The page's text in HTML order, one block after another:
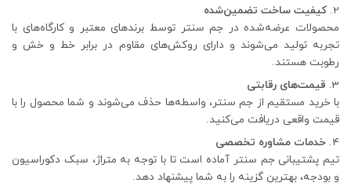
کیفیت ساخت تضمین‌شده
محصولات عرضه‌شده در جم سنتر توسط برندهای معتبر و کارگاه‌های با
تجربه تولید می‌شوند و دارای روکش‌های مقاوم در برابر خط و خش و
رطوبت هستند.
قیمت‌های رقابتی
با خرید مستقیم از جم سنتر، واسطه‌ها حذف می‌شوند و شما محصول را با
قیمت واقعی دریافت می‌کنید.
خدمات مشاوره تخصصی
تیم پشتیبانی جم سنتر آماده است تا با توجه به متراژ، سبک دکوراسیون
و بودجه، بهترین گزینه را به شما پیشنهاد دهد.